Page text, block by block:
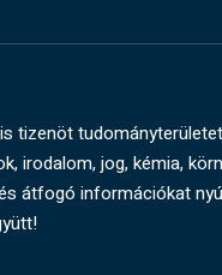
tizenöt
irodalom, jog, kémia,
átfogó információkat